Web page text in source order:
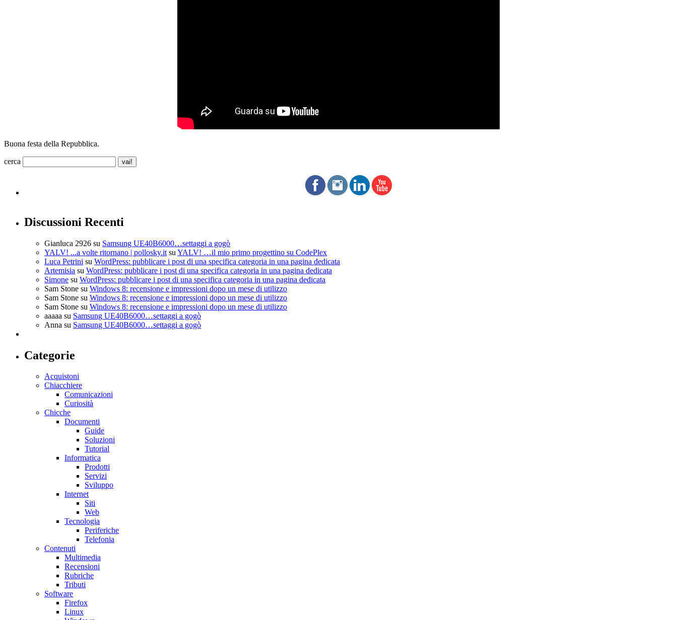
Buona festa della Repubblica.
cerca
Discussioni Recenti
Gianluca 2926 su Samsung UE40B6000…settaggi a gogò
YALV! ...a volte ritornano | pollosky.it su YALV! …il mio primo progettino su CodePlex
Luca Petrini su WordPress: pubblicare i post di una specifica categoria in una pagina dedicata
Artemisia su WordPress: pubblicare i post di una specifica categoria in una pagina dedicata
Simone su WordPress: pubblicare i post di una specifica categoria in una pagina dedicata
Sam Stone su Windows 8: recensione e impressioni dopo un mese di utilizzo
Sam Stone su Windows 8: recensione e impressioni dopo un mese di utilizzo
Sam Stone su Windows 8: recensione e impressioni dopo un mese di utilizzo
aaaaa su Samsung UE40B6000…settaggi a gogò
Anna su Samsung UE40B6000…settaggi a gogò
Categorie
Acquistoni
Chiacchiere
Comunicazioni
Curiosità
Chicche
Documenti
Guide
Soluzioni
Tutorial
Informatica
Prodotti
Servizi
Sviluppo
Internet
Siti
Web
Tecnologia
Periferiche
Telefonia
Contenuti
Multimedia
Recensioni
Rubriche
Tributi
Software
Firefox
Linux